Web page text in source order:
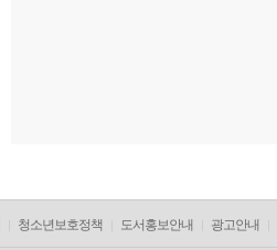
청소년보호정책 도서홍보안내 광고안내